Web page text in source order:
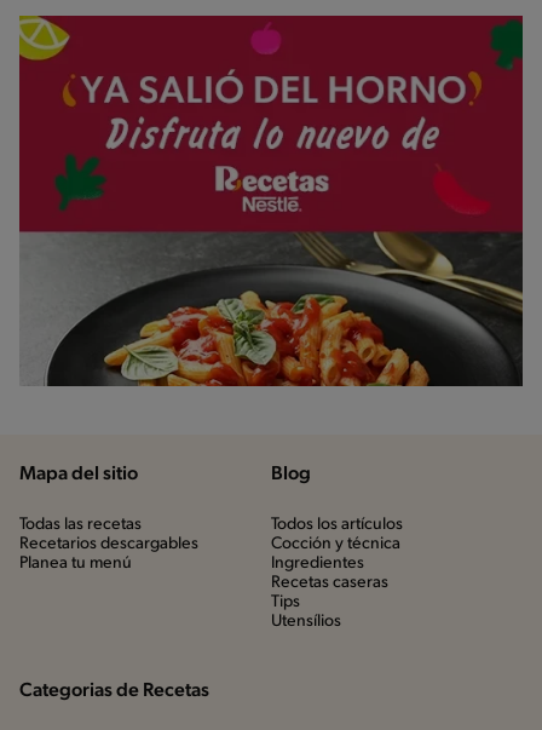
Mapa del sitio
Todas las recetas
Recetarios descargables
Planea tu menú
Blog
Todos los artículos
Cocción y técnica
Ingredientes
Recetas caseras
Tips
Utensílios
Categorias de Recetas